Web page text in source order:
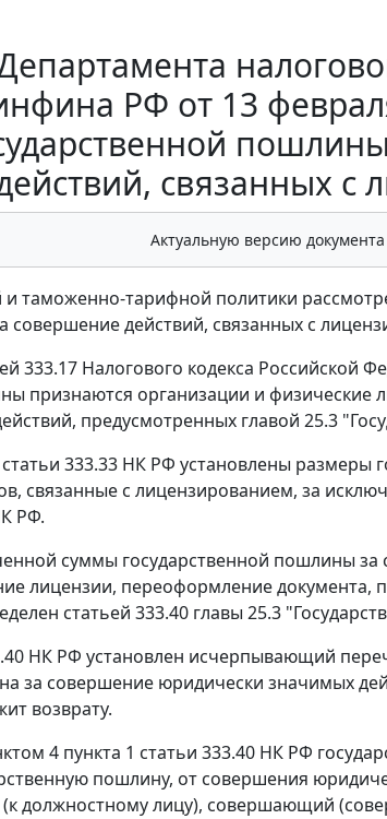
РФ от 13
связанных с
Актуальную версию
таможенно-тарифной политики
действий, связанных с
333.17 Налогового кодекса
признаются организации и
предусмотренных главой 25.3
333.33 НК РФ установлены размеры
связанные с лицензированием, за
РФ.
суммы государственной пошлины
лицензии, переоформление
статьей 333.40 главы 25.3
НК РФ установлен исчерпывающий
за совершение юридически значимых
возврату.
4 пункта 1 статьи 333.40 НК РФ
пошлину, от совершения
должностному лицу), совершающий